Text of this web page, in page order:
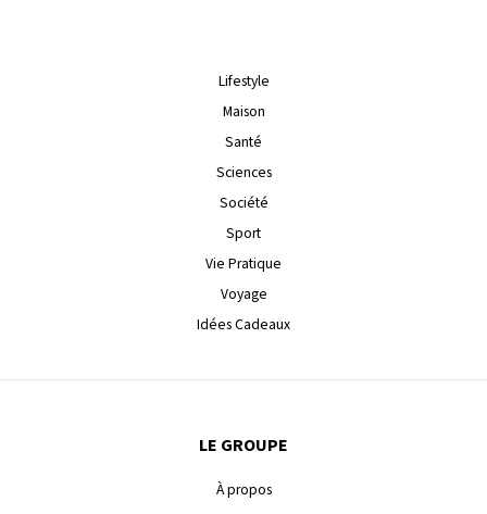
Lifestyle
Maison
Santé
Sciences
Société
Sport
Vie Pratique
Voyage
Idées Cadeaux
LE GROUPE
À propos